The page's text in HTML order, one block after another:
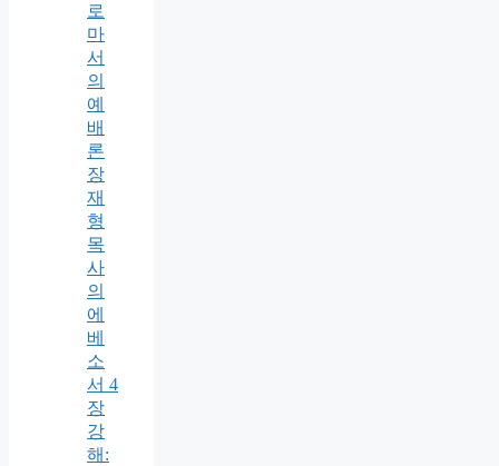
로
마
서
의
예
배
론
장
재
형
목
사
의
에
베
소
서 4
장
강
해: